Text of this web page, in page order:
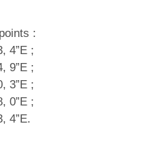
:
4”E ;
9”E ;
3”E ;
0”E ;
4”E.